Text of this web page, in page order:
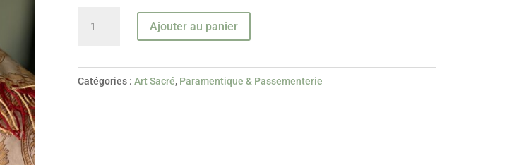
Ajouter au panier
Catégories : Art Sacré, Paramentique & Passementerie